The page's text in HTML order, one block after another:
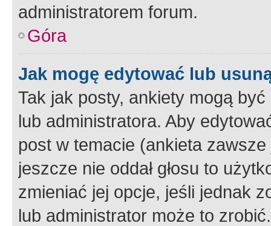
administratorem forum.
Góra
Jak mogę edytować lub
Tak jak posty, ankiety mogą
lub administratora. Aby
post w temacie (ankieta
jeszcze nie oddał głosu to
zmieniać jej opcje, jeśli jednak
lub administrator może to